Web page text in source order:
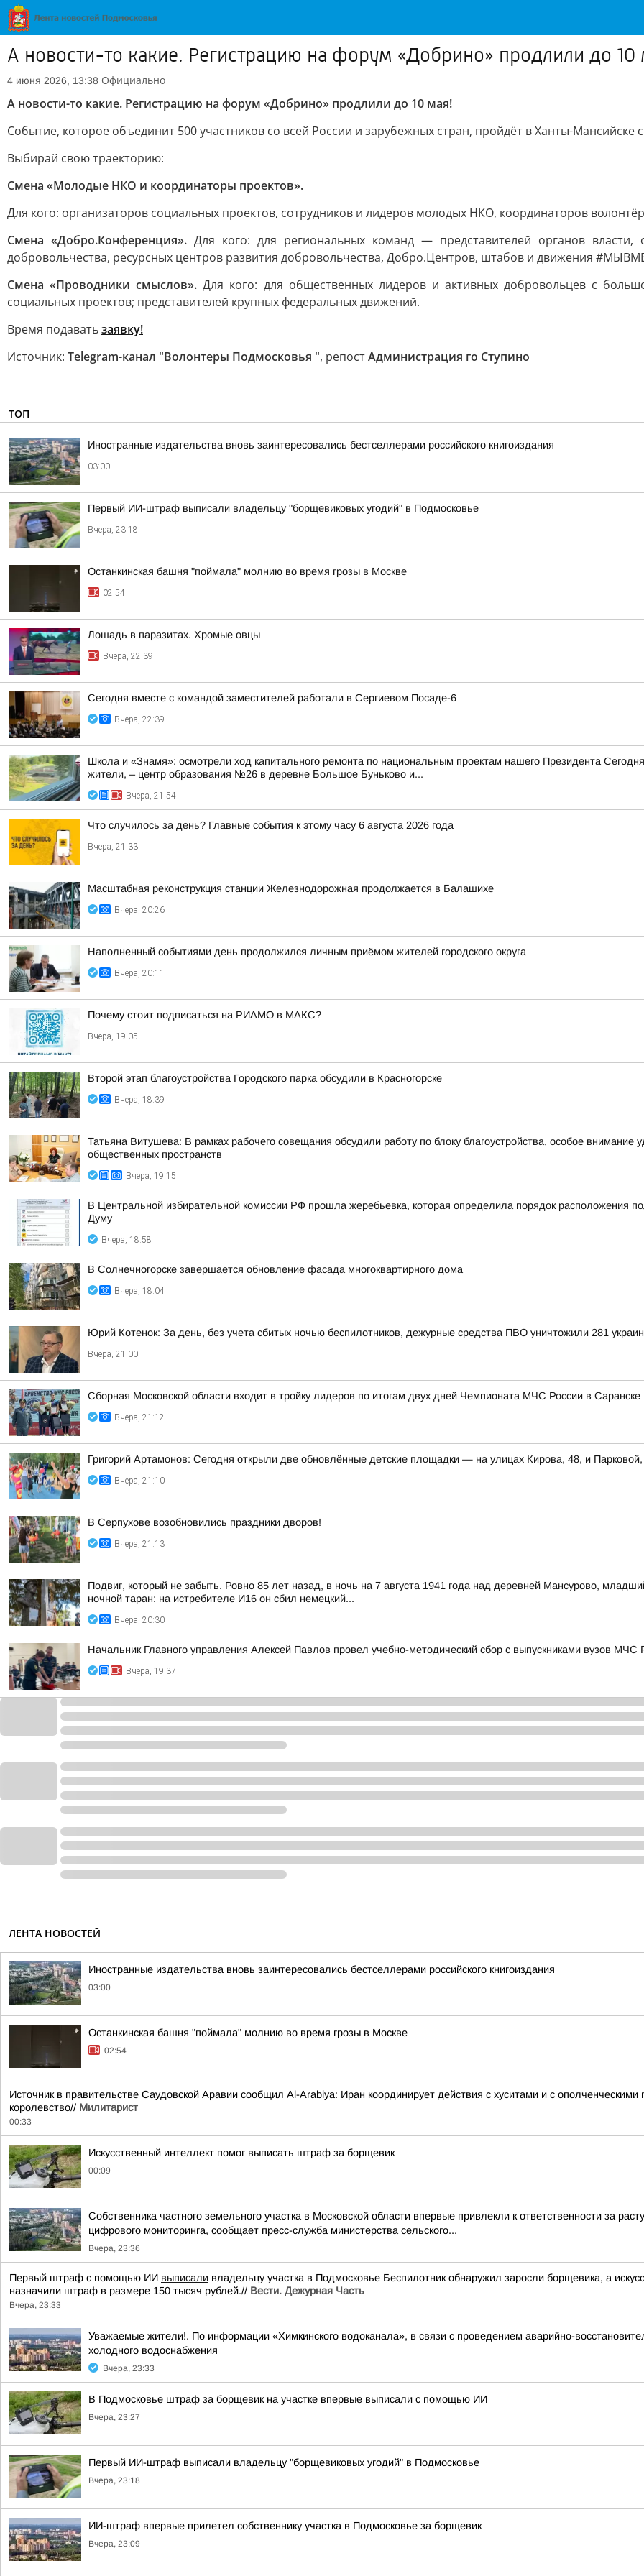
А новости-то какие. Регистрацию на форум «Добрино» продлили до 10
4 июня 2026, 13:38 Официально
А новости-то какие. Регистрацию на форум «Добрино» продлили до 10 мая!
Событие, которое объединит 500 участников со всей России и зарубежных стран, пройдёт в Ханты-Мансийске с
Выбирай свою траекторию:
Смена «Молодые НКО и координаторы проектов».
Для кого: организаторов социальных проектов, сотрудников и лидеров молодых НКО, координаторов
Смена «Добро.Конференция». Для кого: для региональных команд — представителей органов
добровольчества, ресурсных центров развития добровольчества, Добро.Центров, штабов и движения
Смена «Проводники смыслов».Для кого: для общественных лидеров и активных добровольцев с
социальных проектов; представителей крупных федеральных движений.
Время подаватьзаявку!
Источник: Telegram-канал "Волонтеры Подмосковья ", репостАдминистрация го Ступино
ТОП
Иностранные издательства вновь заинтересовались бестселлерами российского книгоиздания
03:00
Первый ИИ-штраф выписали владельцу "борщевиковых угодий" в Подмосковье
Вчера, 23:18
Останкинская башня "поймала" молнию во время грозы в Москве
02:54
Лошадь в паразитах. Хромые овцы
Вчера, 22:39
Сегодня вместе с командой заместителей работали в Сергиевом Посаде-6
Вчера, 22:39
Школа и «Знамя»: осмотрели ход капитального ремонта по национальным проектам нашего Президента
жители, – центр образования №26 в деревне Большое Буньково и...
Вчера, 21:54
Что случилось за день? Главные события к этому часу 6 августа 2026 года
Вчера, 21:33
Масштабная реконструкция станции Железнодорожная продолжается в Балашихе
Вчера, 20:26
Наполненный событиями день продолжился личным приёмом жителей городского округа
Вчера, 20:11
Почему стоит подписаться на РИАМО в МАКС?
Вчера, 19:05
Второй этап благоустройства Городского парка обсудили в Красногорске
Вчера, 18:39
Татьяна Витушева: В рамках рабочего совещания обсудили работу по блоку благоустройства, особое внимание
общественных пространств
Вчера, 19:15
В Центральной избирательной комиссии РФ прошла жеребьевка, которая определила порядок расположения
Думу
Вчера, 18:58
В Солнечногорске завершается обновление фасада многоквартирного дома
Вчера, 18:04
Юрий Котенок: За день, без учета сбитых ночью беспилотников, дежурные средства ПВО уничтожили 281
Вчера, 21:00
Сборная Московской области входит в тройку лидеров по итогам двух дней Чемпионата МЧС России в Саранске
Вчера, 21:12
Григорий Артамонов: Сегодня открыли две обновлённые детские площадки — на улицах Кирова, 48, и
Вчера, 21:10
В Серпухове возобновились праздники дворов!
Вчера, 21:13
Подвиг, который не забыть. Ровно 85 лет назад, в ночь на 7 августа 1941 года над деревней Мансурово,
ночной таран: на истребителе И16 он сбил немецкий...
Вчера, 20:30
Начальник Главного управления Алексей Павлов провел учебно-методический сбор с выпускниками вузов МЧС
Вчера, 19:37
ЛЕНТА НОВОСТЕЙ
Иностранные издательства вновь заинтересовались бестселлерами российского книгоиздания
03:00
Останкинская башня "поймала" молнию во время грозы в Москве
02:54
Источник в правительстве Саудовской Аравии сообщил Al-Arabiya: Иран координирует действия с хуситами и с
королевство// Милитарист
00:33
Искусственный интеллект помог выписать штраф за борщевик
00:09
Собственника частного земельного участка в Московской области впервые привлекли к ответственности за
цифрового мониторинга, сообщает пресс-служба министерства сельского...
Вчера, 23:36
Первый штраф с помощью ИИ выписали владельцу участка в Подмосковье Беспилотник обнаружил заросли борщевика, а
назначили штраф в размере 150 тысяч рублей.// Вести. Дежурная Часть
Вчера, 23:33
Уважаемые жители!. По информации «Химкинского водоканала», в связи с проведением аварийно-
холодного водоснабжения
Вчера, 23:33
В Подмосковье штраф за борщевик на участке впервые выписали с помощью ИИ
Вчера, 23:27
Первый ИИ-штраф выписали владельцу "борщевиковых угодий" в Подмосковье
Вчера, 23:18
ИИ-штраф впервые прилетел собственнику участка в Подмосковье за борщевик
Вчера, 23:09